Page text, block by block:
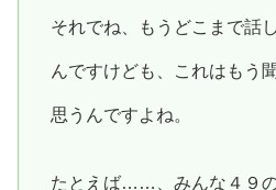
それでね、もうどこまで話
んですけども、これはもう
思うんですよね。
たとえば……、みんな４９